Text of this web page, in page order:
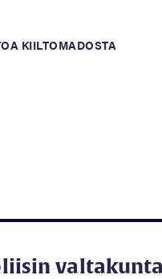
KIILTOMADOSTA